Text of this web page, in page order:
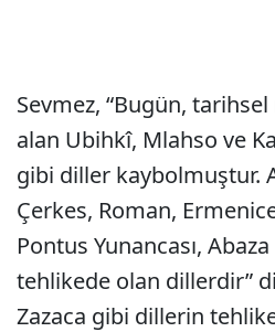
Sevmez, “Bugün, tarihsel
alan Ubihkî, Mlahso ve
gibi diller kaybolmuştur.
Çerkes, Roman,
Pontus Yunancası,
tehlikede olan dillerdir”
Zazaca gibi dillerin